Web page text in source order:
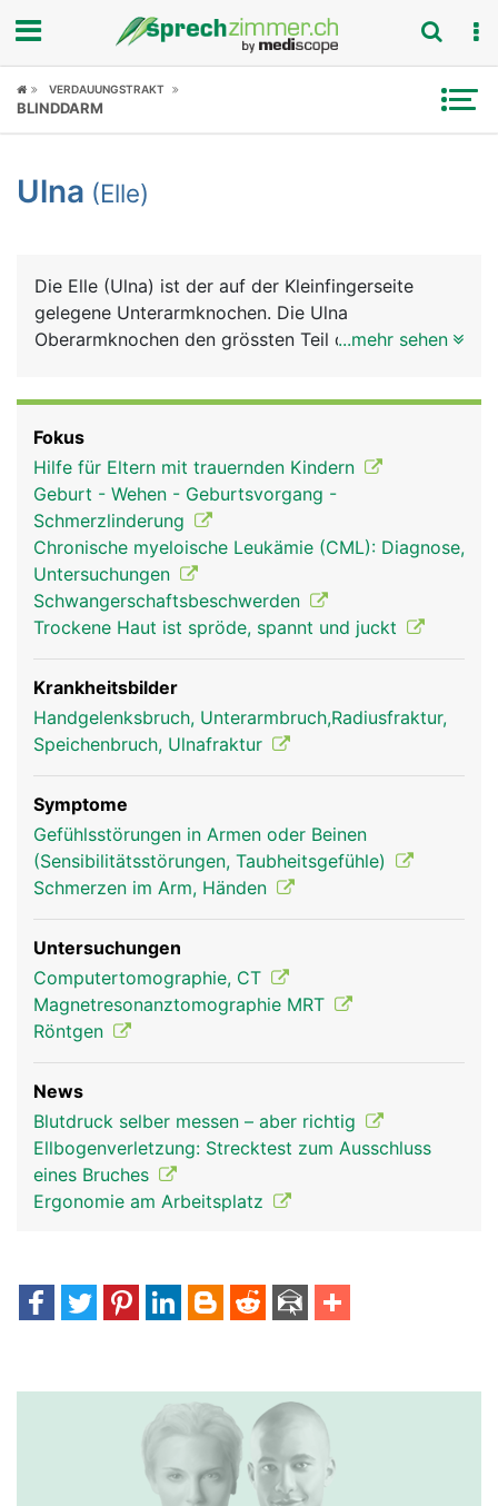
Fokus
Symptome
News
Rubriken
VERDAUUNGSTRAKT
BLINDDARM
Ulna (Elle)
Die Elle (Ulna) ist der auf der Kleinfingerseite
gelegene Unterarmknochen. Die Ulna
Oberarmknochen den grössten Teil des
Ulna Frau Ulna Mann
...mehr sehen
Fokus
Hilfe für Eltern mit trauernden Kindern
Geburt - Wehen - Geburtsvorgang -
Schmerzlinderung
Chronische myeloische Leukämie (CML): Diagnose,
Untersuchungen
Schwangerschaftsbeschwerden
Trockene Haut ist spröde, spannt und juckt
Krankheitsbilder
Handgelenksbruch, Unterarmbruch,Radiusfraktur,
Speichenbruch, Ulnafraktur
Symptome
Gefühlsstörungen in Armen oder Beinen
(Sensibilitätsstörungen, Taubheitsgefühle)
Schmerzen im Arm, Händen
Untersuchungen
Computertomographie, CT
Magnetresonanztomographie MRT
Röntgen
News
Blutdruck selber messen – aber richtig
Ellbogenverletzung: Strecktest zum Ausschluss
eines Bruches
Ergonomie am Arbeitsplatz